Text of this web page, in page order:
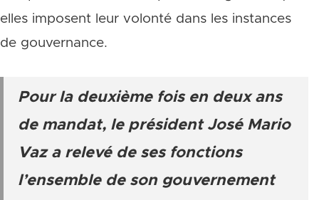
elles imposent leur volonté dans les instances
de gouvernance.
Pour la deuxième fois en deux ans
de mandat, le président José Mario
Vaz a relevé de ses fonctions
l’ensemble de son gouvernement